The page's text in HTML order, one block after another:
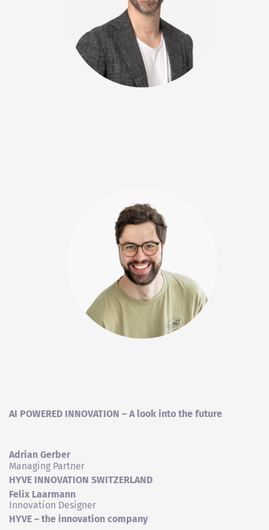
AI POWERED INNOVATION – A look into the future
Adrian Gerber
Managing Partner
HYVE INNOVATION SWITZERLAND
Felix Laarmann
Innovation Designer
HYVE – the innovation company